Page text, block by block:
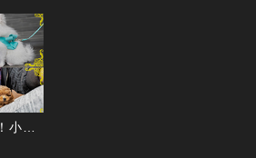
松本秀樹のVR犬図鑑！小型犬パピー編（ヨークシャー・テリア、ポメラニアン、シー・ズー、トイ・プードル）